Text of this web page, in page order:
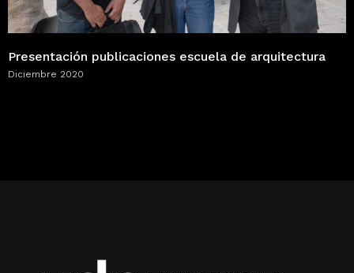
Presentación publicaciones escuela de arquitectura
Diciembre 2020